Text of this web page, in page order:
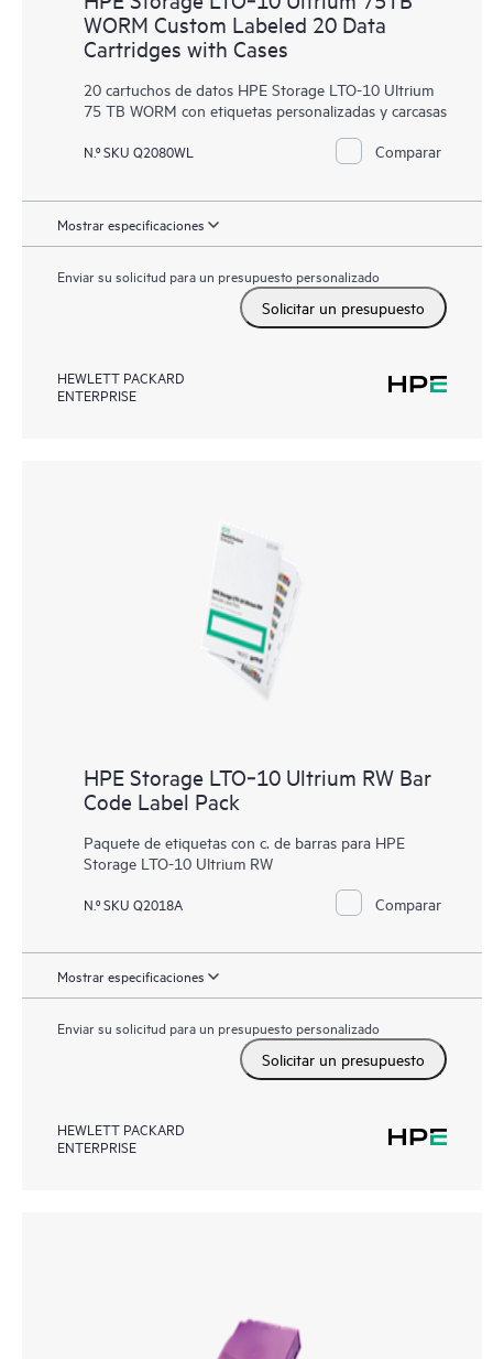
WORM Custom Labeled 20 Data
Cartridges with Cases
20 cartuchos de datos HPE Storage LTO-10 Ultrium
75 TB WORM con etiquetas personalizadas y carcasas
N.º SKU Q2080WL Comparar
Mostrar especificaciones
Enviar su solicitud para un presupuesto personalizado
Solicitar un presupuesto
HEWLETT PACKARD
ENTERPRISE
HPE Storage LTO‑10 Ultrium RW Bar
Code Label Pack
Paquete de etiquetas con c. de barras para HPE
Storage LTO-10 Ultrium RW
N.º SKU Q2018A Comparar
Mostrar especificaciones
Enviar su solicitud para un presupuesto personalizado
Solicitar un presupuesto
HEWLETT PACKARD
ENTERPRISE